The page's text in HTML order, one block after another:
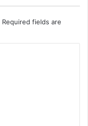
Required fields are